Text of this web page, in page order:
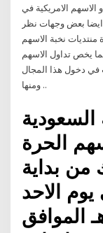
و الاسهم الامريكية في
ايضا بعض وجهات نظر
عنها 11‏‏/2‏‏/1442 بعد الهجرة منتديات نخبة الاسهم
يخص تداول الاسهم
دخول هذا المجال
ومنها ..
السعودية
الحرة
من بداية
يوم الاحد
02/1442هـ الموافق